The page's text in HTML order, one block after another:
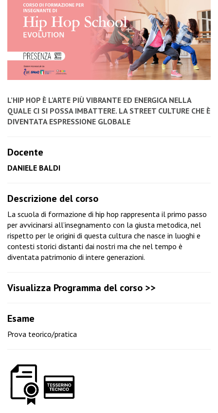
L’HIP HOP È L’ARTE PIÙ VIBRANTE ED ENERGICA NELLA
QUALE CI SI POSSA IMBATTERE. LA STREET CULTURE CHE È
DIVENTATA ESPRESSIONE GLOBALE
Docente
DANIELE BALDI
Descrizione del corso
La scuola di formazione di hip hop rappresenta il primo passo
per avvicinarsi all’insegnamento con la giusta metodica, nel
rispetto per le origini di questa cultura che nasce in luoghi e
contesti storici distanti dai nostri ma che nel tempo è
diventata patrimonio di intere generazioni.
Visualizza Programma del corso >>
Esame
Prova teorico/pratica